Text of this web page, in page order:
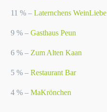
11 % –Laternchens WeinLiebe
9 % –Gasthaus Peun
6 % – Zum Alten Kaan
5 % –Restaurant Bar
4 % –MaKrönchen